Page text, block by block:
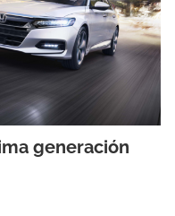
generación